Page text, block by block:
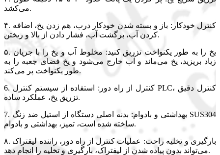
می‌کشد.
۴. کنترل خودکار: باز و بسته شدن خودکار درب، هم زدن یخ، اضافه
کردن آب، برگشت آب، فشار دادن از بالا و ریختن.
۵. یخ را به طور یکنواخت تزریق کنید: مخلوط آب و یخ را با جریان
زیاد بریزید، یخ می‌ماند و آب خارج می‌شود و یخ فضای جعبه را به
طور یکنواخت پر می‌کند.
6. کنترل از راه دور: استفاده از سیستم کنترل PLC، کنترل دقیق
تزریق یخ، عملکرد ساده.
7. بهداشتی و بادوام: بدنه اصلی دستگاه از استیل ضد زنگ SUS304
ساخته شده است، تمیز، بهداشتی و بادوام.
۸. بارگیری و تخلیه راحت: عملیات کنترل از راه دور، راننده لیفتراک
می‌تواند بدون پیاده شدن از لیفتراک، بارگیری و تخلیه را انجام دهد.